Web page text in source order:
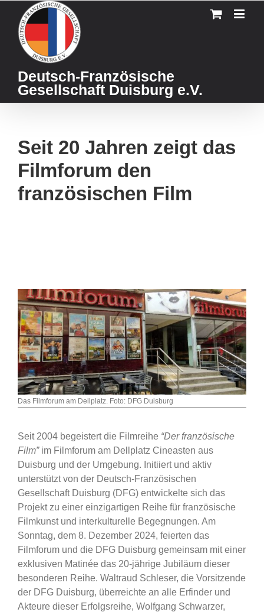
content
Deutsch-Französische
Gesellschaft Duisburg e.V.
Seit 20 Jahren zeigt das
Filmforum den
französischen Film
Das Filmforum am Dellplatz. Foto: DFG Duisburg
Seit 2004 begeistert die Filmreihe “Der französische
Film”im Filmforum am Dellplatz Cineasten aus
Duisburg und der Umgebung. Initiiert und aktiv
unterstützt von der Deutsch-Französischen
Gesellschaft Duisburg (DFG) entwickelte sich das
Projekt zu einer einzigartigen Reihe für französische
Filmkunst und interkulturelle Begegnungen. Am
Sonntag, dem 8. Dezember 2024, feierten das
Filmforum und die DFG Duisburg gemeinsam mit einer
exklusiven Matinée das 20-jährige Jubiläum dieser
besonderen Reihe. Waltraud Schleser, die Vorsitzende
der DFG Duisburg, überreichte an alle Erfinder und
Akteure dieser Erfolgsreihe, Wolfgang Schwarzer,